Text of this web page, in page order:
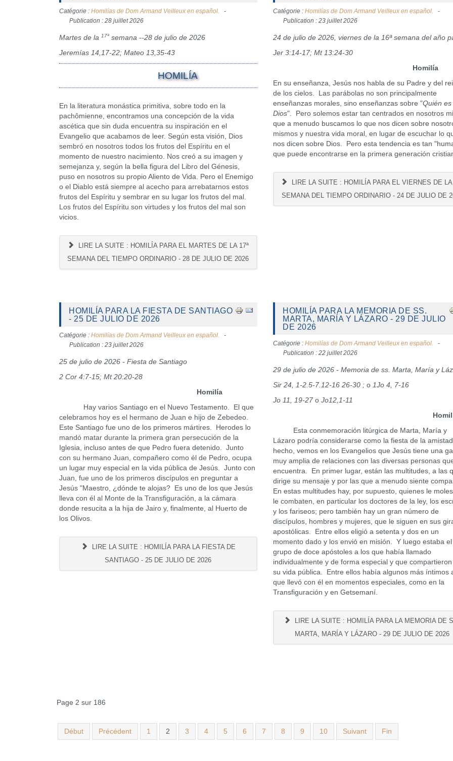
Catégorie : Homilías de Dom Armand Veilleux en español.
Publication : 28 juillet 2026
Martes de la 17ª semana --28 de julio de 2026
Jeremías 14,17-22; Mateo 13,35-43
HOMILÍA
En la literatura monástica primitiva, sobre todo en la
pachômienne, encontramos una concepción de la vida
ascética que sin duda encuentra su inspiración en el
Evangelio que acabamos de leer. Según esta visión, Dios
sembró en nosotros todos los frutos del Espíritu en el
momento de nuestro nacimiento. Nos creó a su imagen y
semejanza y, según la bella figura del Libro del Génesis,
puso en nosotros su propio Aliento de Vida. Pero el Enemigo
o el Diablo está siempre al acecho para arrebatarnos estos
frutos del Espíritu y sembrar en su lugar los frutos del mal.
Los frutos del Espíritu son virtudes y los frutos del mal son
vicios.
LIRE LA SUITE : HOMILÍA PARA EL MARTES DE LA 17ª
SEMANA DEL TIEMPO ORDINARIO - 28 DE JULIO DE 2026
Catégorie :Homilías de Dom Armand Veilleux en español.
Publication : 23 juillet 2026
24 de julio de 2026, viernes de la 16ª semana del año
Jer 3:14-17; Mt 13:24-30
Homilía
En su enseñanza, Jesús nos habla de su Padre y del
de los cielos. Las parábolas no son principalmente
enseñanzas morales, sino enseñanzas sobre "Quién es
Dios". Pero solemos estar tan centrados en nosotros
que a menudo buscamos lo que nos dicen sobre
mismos y nuestra vida moral, en lugar de escuchar lo
nos dicen sobre Dios. Pero esta tendencia es tan
que puede encontrarse en la primera generación
LIRE LA SUITE : HOMILÍA PARA EL VIERNES DE LA
SEMANA DEL TIEMPO ORDINARIO - 24 DE JULIO DE
HOMILÍA PARA LA FIESTA DE SANTIAGO
- 25 DE JULIO DE 2026
Catégorie : Homilías de Dom Armand Veilleux en español.
Publication : 23 juillet 2026
25 de julio de 2026 - Fiesta de Santiago
2 Cor 4:7-15; Mt 20:20-28
Homilía
Hay varios Santiago en el Nuevo Testamento. El que
celebramos hoy es el hermano de Juan e hijo de Zebedeo.
Este Santiago fue uno de los primeros mártires. Herodes lo
mandó matar durante la primera gran persecución de la
Iglesia, incluso antes de que Pedro fuera detenido. Junto
con su hermano Juan, compañero como él de Pedro, ocupa
un lugar muy especial en la vida pública de Jesús. Junto con
Juan, fue uno de los primeros discípulos en preguntar a
Jesús "Maestro, ¿dónde te alojas? Es uno de los que Jesús
lleva con él al Monte de la Transfiguración, a la cámara
donde resucita a la hija de Jairo y, finalmente, al Huerto de
los Olivos.
LIRE LA SUITE : HOMILÍA PARA LA FIESTA DE
SANTIAGO - 25 DE JULIO DE 2026
HOMILÍA PARA LA MEMORIA DE SS.
MARTA, MARÍA Y LÁZARO - 29 DE JULIO
DE 2026
Catégorie :Homilías de Dom Armand Veilleux en español.
Publication : 22 juillet 2026
29 de julio de 2026 - Memoria de ss. Marta, María y
Sir 24, 1-2.5-7.12-16 26-30 ;o 1Jo 4, 7-16
Jo 11, 19-27o Jo12,1-11
Esta conmemoración litúrgica de Marta, María y
Lázaro podría considerarse como la fiesta de la
hecho, vemos en los Evangelios que Jesús tiene una
muy amplia de relaciones con las diversas personas
encuentra. En primer lugar, están las multitudes, a las
dirige su mensaje y por las que a menudo siente
En estas multitudes hay, por supuesto, quienes le
le combaten, en particular los doctores de la ley, los
y los fariseos; pero también hay un gran número de
discípulos, hombres y mujeres, que le siguen en sus
apostólicas. Entre ellos eligió a setenta y dos en un
momento dado y los envió en misión. Y luego estaba el
grupo de doce apóstoles a los que había llamado
individualmente y de forma especial y que
su vida pública. Entre ellos había algunos más íntimos
que llevó con él en momentos especiales, como en la
Transfiguración y en Getsemaní.
LIRE LA SUITE : HOMILÍA PARA LA MEMORIA DE
MARTA, MARÍA Y LÁZARO - 29 DE JULIO DE 2026
Page 2 sur 186
Début Précédent 1 2 3 4 5 6 7 8 9 10 Suivant Fin